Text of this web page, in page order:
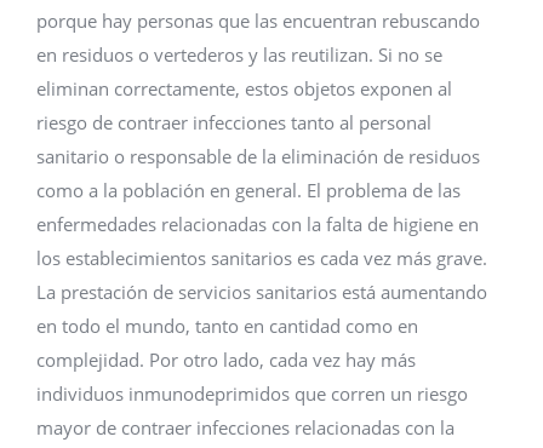
porque hay personas que las encuentran rebuscando
en residuos o vertederos y las reutilizan. Si no se
eliminan correctamente, estos objetos exponen al
riesgo de contraer infecciones tanto al personal
sanitario o responsable de la eliminación de residuos
como a la población en general. El problema de las
enfermedades relacionadas con la falta de higiene en
los establecimientos sanitarios es cada vez más grave.
La prestación de servicios sanitarios está aumentando
en todo el mundo, tanto en cantidad como en
complejidad. Por otro lado, cada vez hay más
individuos inmunodeprimidos que corren un riesgo
mayor de contraer infecciones relacionadas con la